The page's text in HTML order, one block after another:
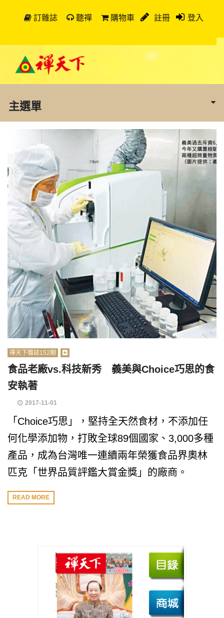
訂雜誌 聽禪 購物車 註冊 登入
主選單
禪天下雜誌152期
食品老廠vs.科技新秀 義美與Choice巧思的食
安執著
2017-11-01
「Choice巧思」，堅持全天然食材，不添加任
何化學添加物，打敗全球89個國家、3,000多種
產品，成為台灣唯一連續兩年榮獲食品界奧林
匹克「世界品質評鑑大賞金獎」的廠商。
READ MORE